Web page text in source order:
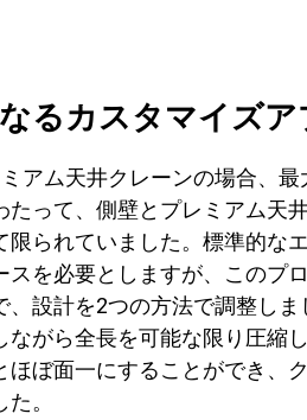
るカスタマイズア
アム天井クレーンの場合、
たって、側壁とプレミアム天
限られていました。標準的な
スを必要としますが、このプ
、設計を2つの方法で調整し
ながら全長を可能な限り圧縮
ほぼ面一にすることができ、
。